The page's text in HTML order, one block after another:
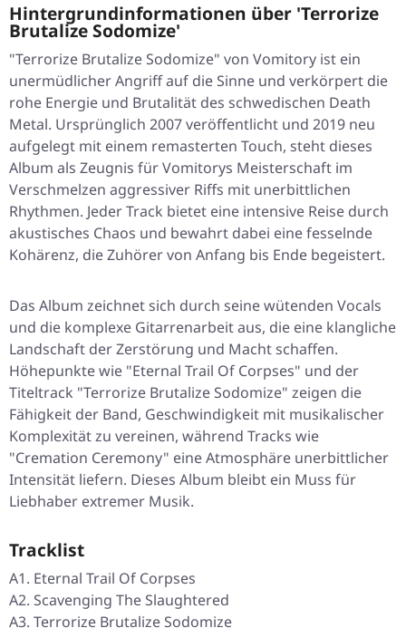
Hintergrundinformationen über 'Terrorize
Brutalize Sodomize'
"Terrorize Brutalize Sodomize" von Vomitory ist ein
unermüdlicher Angriff auf die Sinne und verkörpert die
rohe Energie und Brutalität des schwedischen Death
Metal. Ursprünglich 2007 veröffentlicht und 2019 neu
aufgelegt mit einem remasterten Touch, steht dieses
Album als Zeugnis für Vomitorys Meisterschaft im
Verschmelzen aggressiver Riffs mit unerbittlichen
Rhythmen. Jeder Track bietet eine intensive Reise durch
akustisches Chaos und bewahrt dabei eine fesselnde
Kohärenz, die Zuhörer von Anfang bis Ende begeistert.
Das Album zeichnet sich durch seine wütenden Vocals
und die komplexe Gitarrenarbeit aus, die eine klangliche
Landschaft der Zerstörung und Macht schaffen.
Höhepunkte wie "Eternal Trail Of Corpses" und der
Titeltrack "Terrorize Brutalize Sodomize" zeigen die
Fähigkeit der Band, Geschwindigkeit mit musikalischer
Komplexität zu vereinen, während Tracks wie
"Cremation Ceremony" eine Atmosphäre unerbittlicher
Intensität liefern. Dieses Album bleibt ein Muss für
Liebhaber extremer Musik.
Tracklist
A1. Eternal Trail Of Corpses
A2. Scavenging The Slaughtered
A3. Terrorize Brutalize Sodomize